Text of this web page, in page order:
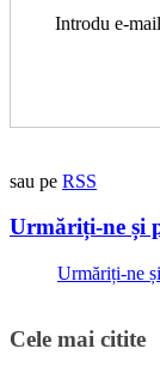
Introdu e-
sau pe RSS
Urmăriți-ne și
Urmăriți-ne
Cele mai citite